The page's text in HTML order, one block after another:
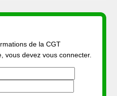
de la CGT
vous devez vous connecter.